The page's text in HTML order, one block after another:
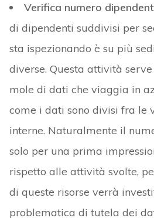
Verifica numero
di dipendenti suddivisi per
sta ispezionando è su più
diverse. Questa attività
mole di dati che viaggia in
come i dati sono divisi fra le
interne. Naturalmente il
solo per una prima
rispetto alle attività svolte,
di queste risorse verrà
problematica di tutela dei